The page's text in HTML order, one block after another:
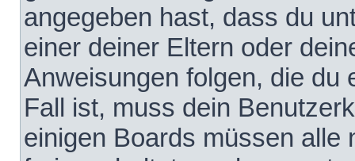
angegeben hast, dass du
einer deiner Eltern oder
Anweisungen folgen, die du
Fall ist, muss dein
einigen Boards müssen alle